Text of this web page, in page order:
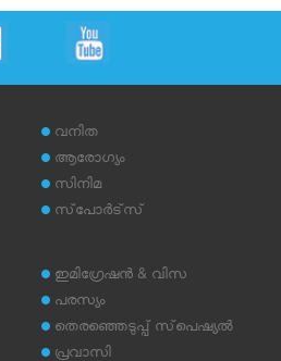
വനിത
ആരോഗ്യം
സിനിമ
സ്‌പോര്‍ട്‌സ്
ഇമിഗ്രേഷന്‍ & വിസ
പരസ്യം
തെരഞ്ഞെടുപ്പ് സ്‌പെഷ്യല്‍
പ്രവാസി